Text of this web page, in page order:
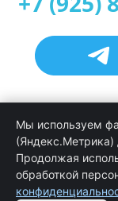
Информация
Услуги
Цены на
Мы используем
(Яндекс.Метрика)
Продолжая
обработкой